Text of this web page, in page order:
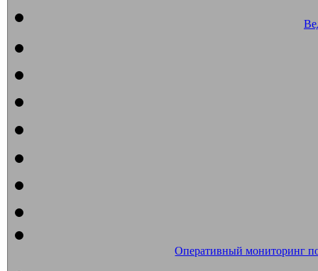
Оперативный мониторинг